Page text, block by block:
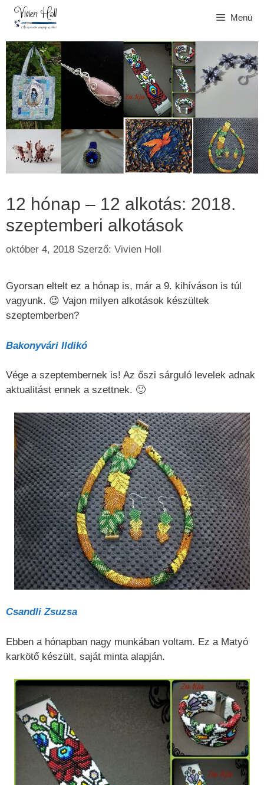
Kilépés
Menü
12 hónap – 12 alkotás: 2018.
szeptemberi alkotások
október 4, 2018 Szerző: Vivien Holl
Gyorsan eltelt ez a hónap is, már a 9. kihíváson is túl
vagyunk. 😉 Vajon milyen alkotások készültek
szeptemberben?
Bakonyvári Ildikó
Vége a szeptembernek is! Az őszi sárguló levelek adnak
aktualitást ennek a szettnek. 🙂
Csandli Zsuzsa
Ebben a hónapban nagy munkában voltam. Ez a Matyó
karkötő készült, saját minta alapján.